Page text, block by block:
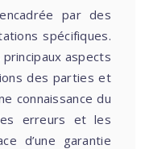
par des
spécifiques.
aspects
des parties et
connaissance du
erreurs et les
d’une garantie